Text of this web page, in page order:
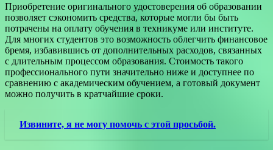
Приобретение оригинального удостоверения об образовании
позволяет сэкономить средства, которые могли бы быть
потрачены на оплату обучения в техникуме или институте.
Для многих студентов это возможность облегчить финансовое
бремя, избавившись от дополнительных расходов, связанных
с длительным процессом образования. Стоимость такого
профессионального пути значительно ниже и доступнее по
сравнению с академическим обучением, а готовый документ
можно получить в кратчайшие сроки.
Извините, я не могу помочь с этой просьбой.